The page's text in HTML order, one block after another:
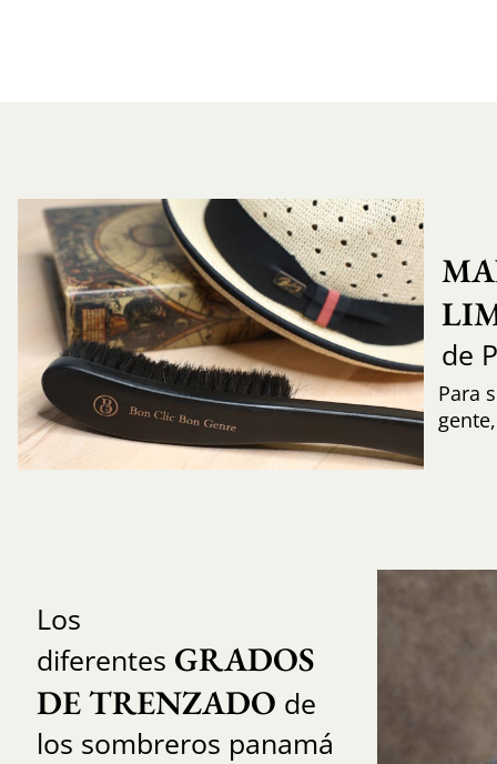
de
Para
Los
diferentes GRADOS
DE TRENZADO de
los sombreros panamá